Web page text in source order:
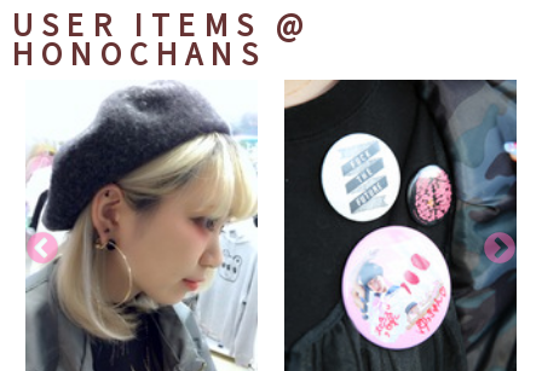
USER ITEMS @
HONOCHANS